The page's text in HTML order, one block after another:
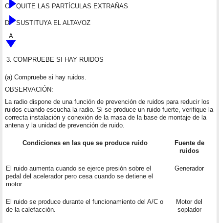
C QUITE LAS PARTÍCULAS EXTRAÑAS
D
SUSTITUYA EL ALTAVOZ
A
3. COMPRUEBE SI HAY RUIDOS
(a) Compruebe si hay ruidos.
OBSERVACIÓN:
La radio dispone de una función de prevención de ruidos para reducir los
ruidos cuando escucha la radio. Si se produce un ruido fuerte, verifique la
correcta instalación y conexión de la masa de la base de montaje de la
antena y la unidad de prevención de ruido.
Condiciones en las que se produce ruido
Fuente de
ruidos
El ruido aumenta cuando se ejerce presión sobre el
pedal del acelerador pero cesa cuando se detiene el
motor.
Generador
El ruido se produce durante el funcionamiento del A/C o
de la calefacción.
Motor del
soplador